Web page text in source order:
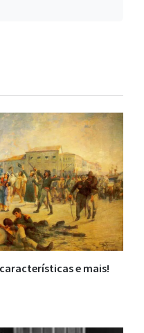
e mais!